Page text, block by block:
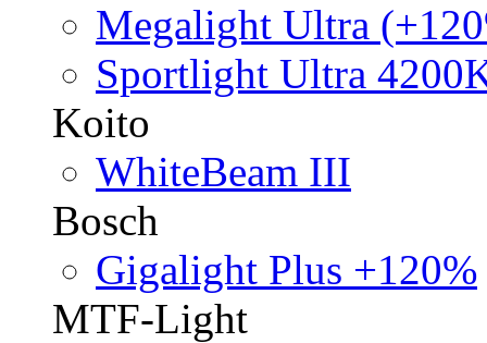
Megalight Ultra
Sportlight Ultra
Koito
WhiteBeam III
Bosch
Gigalight Plus +120%
MTF-Light